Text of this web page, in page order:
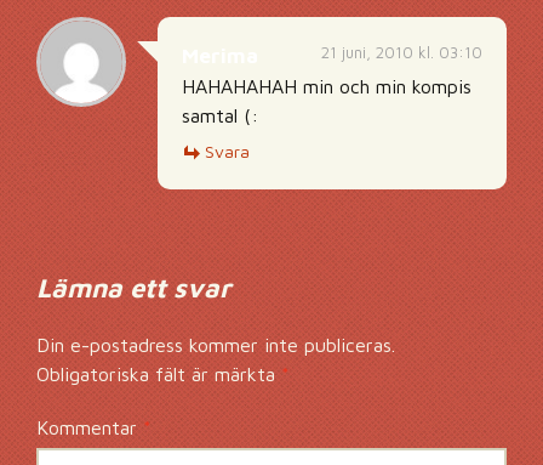
21 juni, 2010 kl. 03:10
HAHAHAHAH min och min kompis
samtal (:
Svara
Lämna ett svar
Din e-postadress kommer inte publiceras.
Obligatoriska fält är märkta *
Kommentar*